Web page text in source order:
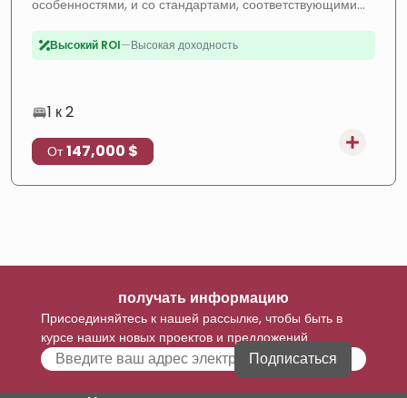
особенностями, и со стандартами, соответствующими
доходностью.
Растущий район
Высокий ROI—Высокая доходность
Рассрочка
1 к 2
От 147,000 $
получать информацию
Присоединяйтесь к нашей рассылке, чтобы быть в
курсе наших новых проектов и предложений
Подписаться